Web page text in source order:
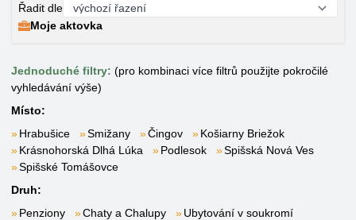
Řadit dle
Moje aktovka
Jednoduché filtry: (pro kombinaci více filtrů použijte pokročilé
vyhledávání výše)
Místo:
Hrabušice
Smižany Čingov
Košiarny Briežok
Krásnohorská Dlhá Lúka
Podlesok
Spišská Nová Ves
Spišské Tomášovce
Druh:
Penziony
Chaty a Chalupy
Ubytování v soukromí